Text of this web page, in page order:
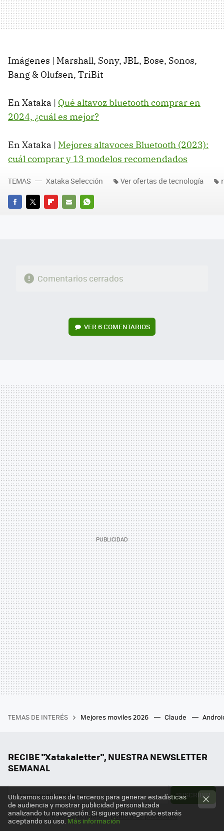
Imágenes | Marshall, Sony, JBL, Bose, Sonos,
Bang & Olufsen, TriBit
En Xataka | Qué altavoz bluetooth comprar en
2024, ¿cuál es mejor?
En Xataka | Mejores altavoces Bluetooth (2023):
cuál comprar y 13 modelos recomendados
FACEBOOK
TWITTERFLIPBOARD
E-
WHATSAPP
TEMAS Xataka Selección Ver ofertas de tecnología
Comentarios cerrados
VER6 COMENTARIOS
TEMAS DE INTERÉS Mejores moviles 2026 Claude
RECIBE "Xatakaletter", NUESTRA NEWSLETTER
SEMANAL
SUSCRIBIR
Suscribiéndote aceptas nuestrapolítica de privacidad
Utilizamos cookies de terceros para generar estadísticas
de audiencia y mostrar publicidad personalizada
analizando tu navegación. Si sigues navegando estarás
aceptando su uso. Más información